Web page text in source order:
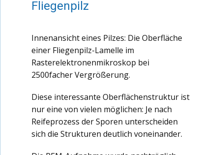
Fliegenpilz
Innenansicht eines Pilzes: Die Oberfläche
einer Fliegenpilz-Lamelle im
Rasterelektronenmikroskop bei
2500facher Vergrößerung.
Diese interessante Oberflächenstruktur ist
nur eine von vielen möglichen: Je nach
Reifeprozess der Sporen unterscheiden
sich die Strukturen deutlich voneinander.